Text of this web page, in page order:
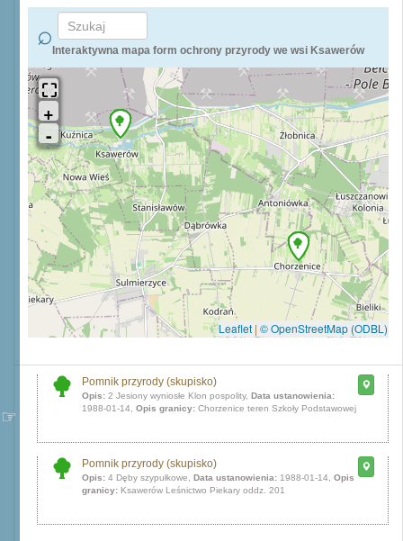
Interaktywna mapa form ochrony przyrody we wsi Ksawerów
Leaflet | © OpenStreetMap (ODBL)
Pomnik przyrody (skupisko)
Opis: 2 Jesiony wyniosłe Klon pospolity, Data ustanowienia:
1988-01-14, Opis granicy: Chorzenice teren Szkoły Podstawowej
Pomnik przyrody (skupisko)
Opis: 4 Dęby szypułkowe, Data ustanowienia: 1988-01-14, Opis
granicy: Ksawerów Leśnictwo Piekary oddz. 201